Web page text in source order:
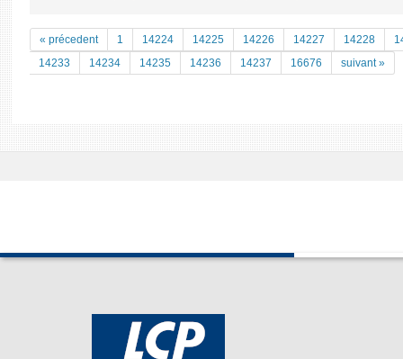
« précedent 1 14224 14225 14226 14227 14228
14233
14234 14235 14236 14237 16676 suivant »